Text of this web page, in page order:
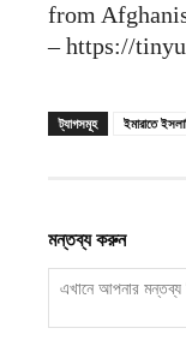
from
– https://
ট্যাগসমূহ ইমারাতে
মন্তব্য করুন